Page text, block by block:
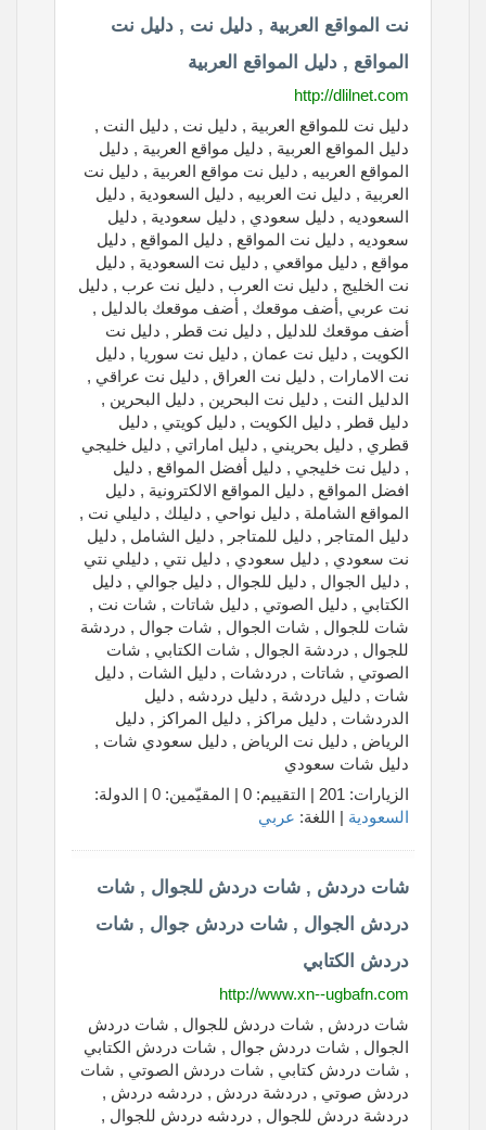
نت المواقع العربية , دليل نت , دليل نت
المواقع , دليل المواقع العربية
http://dlilnet.com
دليل نت للمواقع العربية , دليل نت , دليل النت ,
دليل المواقع العربية , دليل مواقع العربية , دليل
المواقع العربيه , دليل نت مواقع العربية , دليل نت
العربية , دليل نت العربيه , دليل السعودية , دليل
السعوديه , دليل سعودي , دليل سعودية , دليل
سعوديه , دليل نت المواقع , دليل المواقع , دليل
مواقع , دليل مواقعي , دليل نت السعودية , دليل
نت الخليج , دليل نت العرب , دليل نت عرب , دليل
نت عربي ,أضف موقعك , أضف موقعك بالدليل ,
أضف موقعك للدليل , دليل نت قطر , دليل نت
الكويت , دليل نت عمان , دليل نت سوريا , دليل
نت الامارات , دليل نت العراق , دليل نت عراقي ,
الدليل النت , دليل نت البحرين , دليل البحرين ,
دليل قطر , دليل الكويت , دليل كويتي , دليل
قطري , دليل بحريني , دليل اماراتي , دليل خليجي
, دليل نت خليجي , دليل أفضل المواقع , دليل
افضل المواقع , دليل المواقع الالكترونية , دليل
المواقع الشاملة , دليل نواحي , دليلك , دليلي نت ,
دليل المتاجر , دليل للمتاجر , دليل الشامل , دليل
نت سعودي , دليل سعودي , دليل نتي , دليلي نتي
, دليل الجوال , دليل للجوال , دليل جوالي , دليل
الكتابي , دليل الصوتي , دليل شاتات , شات نت ,
شات للجوال , شات الجوال , شات جوال , دردشة
للجوال , دردشة الجوال , شات الكتابي , شات
الصوتي , شاتات , دردشات , دليل الشات , دليل
شات , دليل دردشة , دليل دردشه , دليل
الدردشات , دليل مراكز , دليل المراكز , دليل
الرياض , دليل نت الرياض , دليل سعودي شات ,
دليل شات سعودي
الزيارات: 201 | التقييم: 0 | المقيّمين: 0 | الدولة:
السعودية | اللغة: عربي
شات دردش , شات دردش للجوال , شات
دردش الجوال , شات دردش جوال , شات
دردش الكتابي
http://www.xn--ugbafn.com
شات دردش , شات دردش للجوال , شات دردش
الجوال , شات دردش جوال , شات دردش الكتابي
, شات دردش كتابي , شات دردش الصوتي , شات
دردش صوتي , دردشة دردش , دردشه دردش ,
دردشة دردش للجوال , دردشه دردش للجوال ,